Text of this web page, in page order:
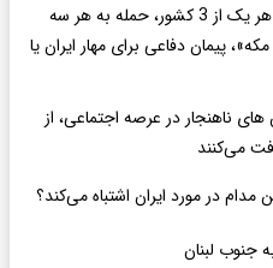
هرگونه حمله مسلحانه علیه هر یک از 3 کشور، حمله به هر سه
پیمان دفاعی برای مهار ایران یا
ناهنجار در عرصه اجتماعی، از
می‌کنند
مدام در مورد ایران اشتباه می‌کند؟
جنوب لبنان